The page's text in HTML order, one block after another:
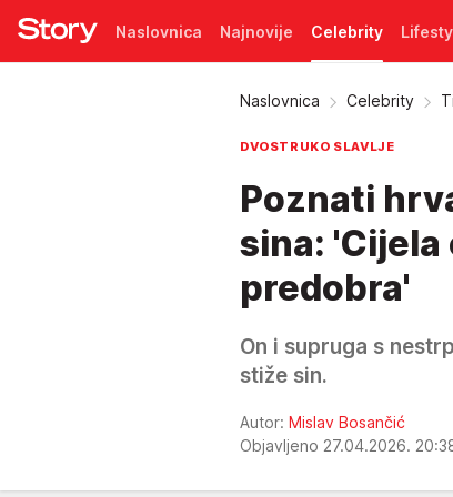
Naslovnica Najnovije Celebrity
Naslovnica Celebrity
DVOSTRUKO SLAVLJE
Poznati
sina: 'Cijela
predobra'
On i supruga s
stiže sin.
Autor: Mislav Bosančić
Objavljeno 27.04.2026.